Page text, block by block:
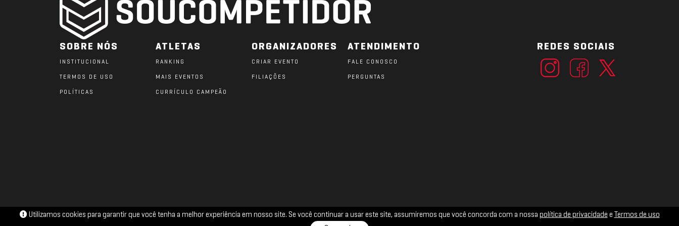
SOBRE NÓS
INSTITUCIONAL
TERMOS DE USO
POLÍTICAS
ATLETAS
RANKING
MAIS EVENTOS
CURRÍCULO CAMPEÃO
ORGANIZADORES
CRIAR EVENTO
FILIAÇÕES
ATENDIMENTO
FALE CONOSCO
PERGUNTAS
REDES SOCIAIS
Utilizamos cookies para garantir que você tenha a melhor experiência em nosso site. Se você continuar a usar este site, assumiremos que você concorda com a nossa política de privacidade e
Termos de uso